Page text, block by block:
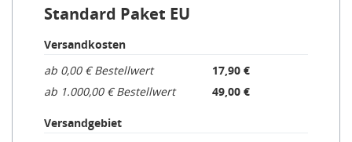
Standard Paket EU
Versandkosten
ab 0,00 € Bestellwert
17,90 €
ab 1.000,00 € Bestellwert
49,00 €
Versandgebiet